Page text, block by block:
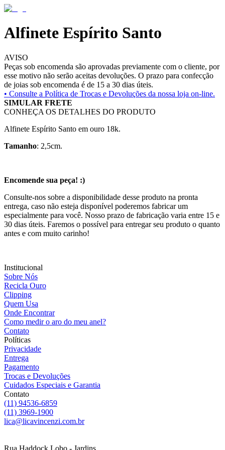
Alfinete Espírito Santo
AVISO
Peças sob encomenda são aprovadas previamente com o cliente, por
esse motivo não serão aceitas devoluções. O prazo para confecção
de joias sob encomenda é de 15 a 30 dias úteis.
• Consulte a Política de Trocas e Devoluções da nossa loja on-line.
SIMULAR FRETE
CONHEÇA OS DETALHES DO PRODUTO
Alfinete Espírito Santo em ouro 18k.
Tamanho: 2,5cm.
Encomende sua peça! :)
Consulte-nos sobre a disponibilidade desse produto na pronta
entrega, caso não esteja disponível poderemos fabricar um
especialmente para você. Nosso prazo de fabricação varia entre 15 e
30 dias úteis. Faremos o possível para entregar seu produto o quanto
antes e com muito carinho!
Institucional
Sobre Nós
Recicla Ouro
Clipping
Quem Usa
Onde Encontrar
Como medir o aro do meu anel?
Contato
Políticas
Privacidade
Entrega
Pagamento
Trocas e Devoluções
Cuidados Especiais e Garantia
Contato
(11) 94536-6859
(11) 3969-1900
lica@licavincenzi.com.br
Rua Haddock Lobo - Jardins